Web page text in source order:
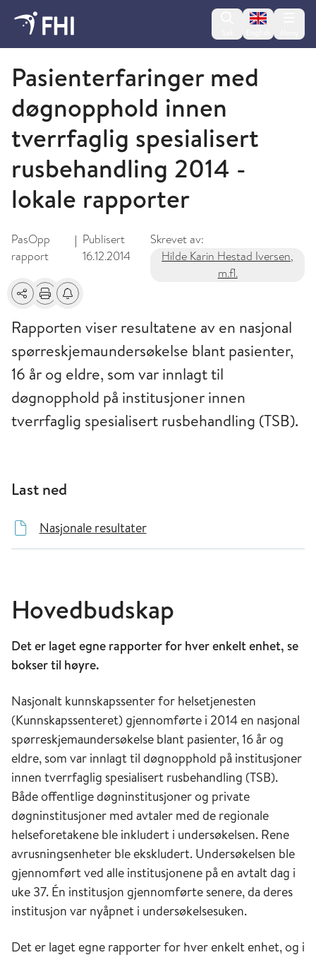
Change
2014 - publikasjoner fra FHI
Pasienterfaringer med
døgnopphold innen
tverrfaglig spesialisert
rusbehandling 2014 -
lokale rapporter
PasOpp
rapport
| Publisert
16.12.2014
Skrevet av:
Hilde Karin Hestad Iversen,
m.fl.
Del Skriv utFå varsel om endringer
Rapporten viser resultatene av en nasjonal
spørreskjemaundersøkelse blant pasienter,
16 år og eldre, som var innlagt til
døgnopphold på institusjoner innen
tverrfaglig spesialisert rusbehandling (TSB).
Last ned
Nasjonale resultater
Hovedbudskap
Det er laget egne rapporter for hver enkelt enhet, se
bokser til høyre.
Nasjonalt kunnskapssenter for helsetjenesten
(Kunnskapssenteret) gjennomførte i 2014 en nasjonal
spørreskjemaundersøkelse blant pasienter, 16 år og
eldre, som var innlagt til døgnopphold på institusjoner
innen tverrfaglig spesialisert rusbehandling (TSB).
Både offentlige døgninstitusjoner og private
døgninstitusjoner med avtaler med de regionale
helseforetakene ble inkludert i undersøkelsen. Rene
avrusningsenheter ble ekskludert. Undersøkelsen ble
gjennomført ved alle institusjonene på en avtalt dag i
uke 37. Én institusjon gjennomførte senere, da deres
institusjon var nyåpnet i undersøkelsesuken.
Det er laget egne rapporter for hver enkelt enhet, og i